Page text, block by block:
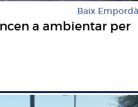
Baix Empordà
a ambientar per